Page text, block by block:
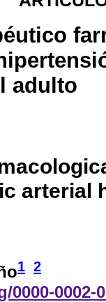
adulto
arterial
1 2
0002-